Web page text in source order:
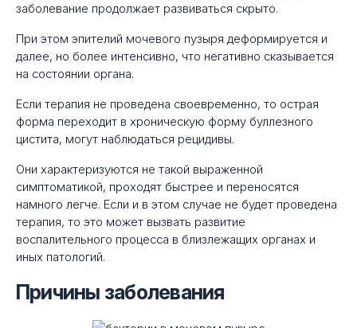
заболевание продолжает развиваться скрыто.
При этом эпителий мочевого пузыря деформируется и
далее, но более интенсивно, что негативно сказывается
на состоянии органа.
Если терапия не проведена своевременно, то острая
форма переходит в хроническую форму буллезного
цистита, могут наблюдаться рецидивы.
Они характеризуются не такой выраженной
симптоматикой, проходят быстрее и переносятся
намного легче. Если и в этом случае не будет проведена
терапия, то это может вызвать развитие
воспалительного процесса в близлежащих органах и
иных патологий.
Причины заболевания